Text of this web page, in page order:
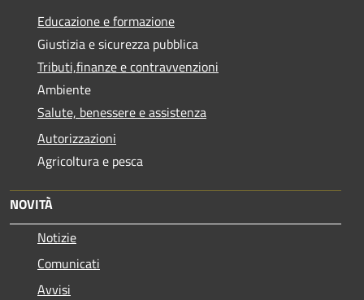
Educazione e formazione
Giustizia e sicurezza pubblica
Tributi,finanze e contravvenzioni
Ambiente
Salute, benessere e assistenza
Autorizzazioni
Agricoltura e pesca
NOVITÀ
Notizie
Comunicati
Avvisi